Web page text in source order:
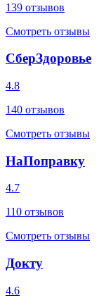
139 отзывов
Смотреть отзывы
СберЗдоровье
4.8
140 отзывов
Смотреть отзывы
НаПоправку
4.7
110 отзывов
Смотреть отзывы
Докту
4.6